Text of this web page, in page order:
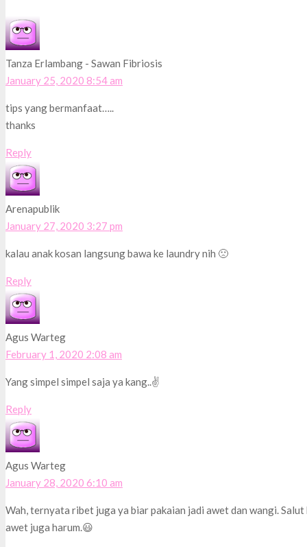
Tanza Erlambang - Sawan Fibriosis
January 25, 2020 8:54 am
tips yang bermanfaat…..
thanks
Reply
Arenapublik
January 27, 2020 3:27 pm
kalau anak kosan langsung bawa ke laundry nih 🙁
Reply
Agus Warteg
February 1, 2020 2:08 am
Yang simpel simpel saja ya kang..✌️
Reply
Agus Warteg
January 28, 2020 6:10 am
Wah, ternyata ribet juga ya biar pakaian jadi awet dan wangi.
awet juga harum.😃